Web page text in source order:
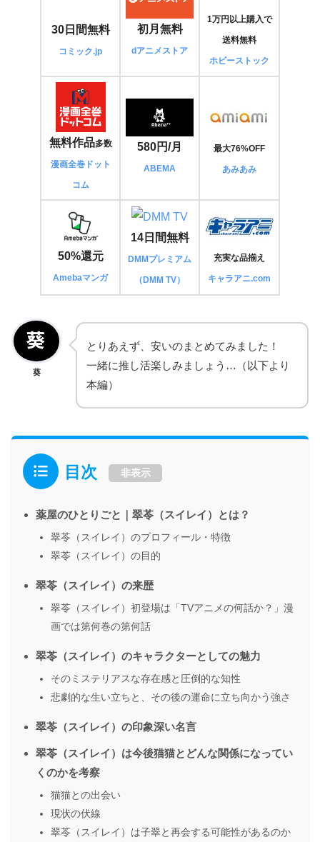
30日間無料
コミック.jp
初月無料
dアニメストア
1万円以上購入で
送料無料
ホビーストック
無料作品多数
漫画全巻ドット
コム
580円/月
ABEMA
最大76%OFF
あみあみ
50%還元
Amebaマンガ
14日間無料
DMMプレミアム
（DMM TV）
充実な品揃え
キャラアニ.com
葵
とりあえず、安いのまとめてみました！
一緒に推し活楽しみましょう…（以下より
本編）
目次 非表示
薬屋のひとりごと｜翠苓（スイレイ）とは？
翠苓（スイレイ）のプロフィール・特徴
翠苓（スイレイ）の目的
翠苓（スイレイ）の来歴
翠苓（スイレイ）初登場は「TVアニメの何話か？」漫
画では第何巻の第何話
翠苓（スイレイ）のキャラクターとしての魅力
そのミステリアスな存在感と圧倒的な知性
悲劇的な生い立ちと、その後の運命に立ち向かう強さ
翠苓（スイレイ）の印象深い名言
翠苓（スイレイ）は今後猫猫とどんな関係になってい
くのかを考察
猫猫との出会い
現状の伏線
翠苓（スイレイ）は子翠と再会する可能性があるのか